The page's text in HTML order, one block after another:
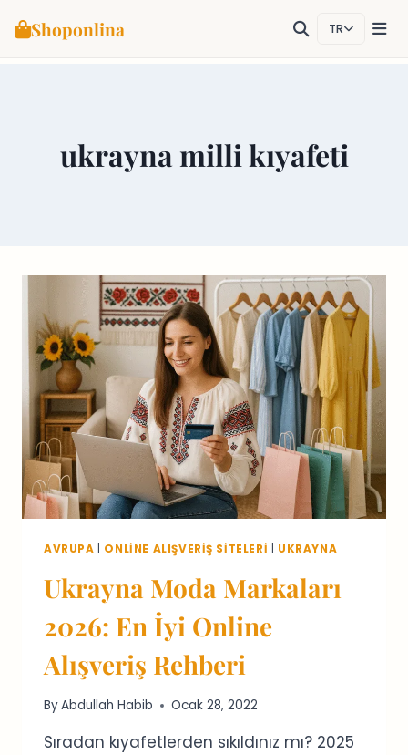
Shoponlina TR
ukrayna milli kıyafeti
AVRUPA ONLINE ALIŞVERIŞ SITELERI UKRAYNA
Ukrayna Moda Markaları
2026: En İyi Online
Alışveriş Rehberi
ByAbdullah Habib Ocak 28, 2022
Sıradan kıyafetlerden sıkıldınız mı? 2025